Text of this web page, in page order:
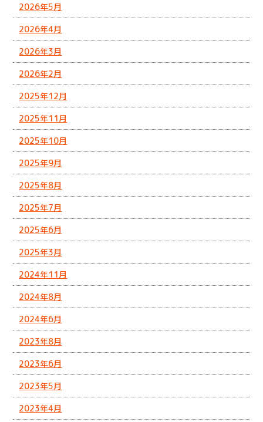
2026年5月
2026年4月
2026年3月
2026年2月
2025年12月
2025年11月
2025年10月
2025年9月
2025年8月
2025年7月
2025年6月
2025年3月
2024年11月
2024年8月
2024年6月
2023年8月
2023年6月
2023年5月
2023年4月